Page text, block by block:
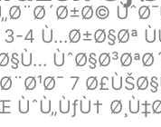
Ù…Ø±Ø§Øª
7
ÙˆÙ„ÙƒÙ†